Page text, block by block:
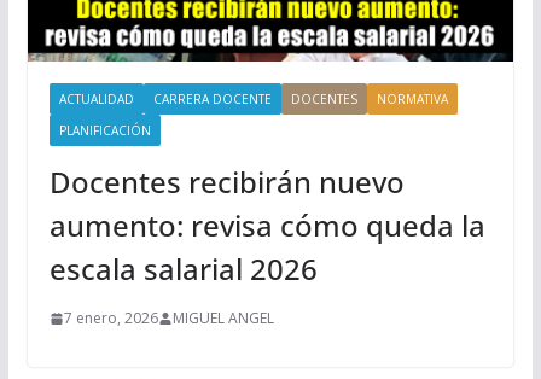
ACTUALIDAD CARRERA DOCENTE DOCENTES
NORMATIVA
PLANIFICACIÓN
Docentes recibirán nuevo
aumento: revisa cómo queda la
escala salarial 2026
7 enero, 2026 MIGUEL ANGEL